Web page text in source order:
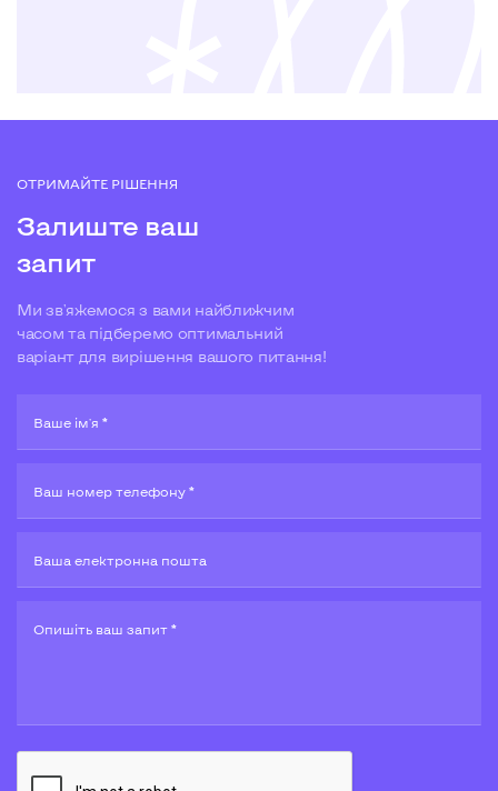
ОТРИМАЙТЕ РІШЕННЯ
Залиште ваш
запит
Ми зв'яжемося з вами найближчим
часом та підберемо оптимальний
варіант для вирішення вашого питання!
Ваше ім'я *
Ваш номер телефону *
Ваша електронна пошта
Опишiть ваш запит *